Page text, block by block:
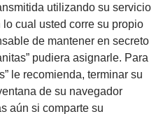
utilizando su servicio
cual usted corre su propio
de mantener en secreto
pudiera asignarle. Para
le recomienda, terminar su
de su navegador
aún si comparte su